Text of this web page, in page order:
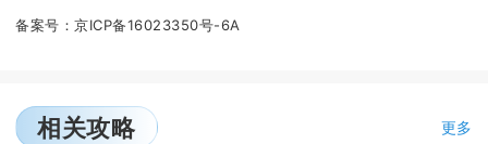
备案号：京ICP备16023350号-6A
相关攻略 更多